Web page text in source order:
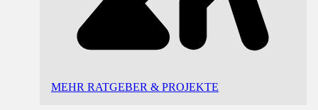
MEHR RATGEBER & PROJEKTE